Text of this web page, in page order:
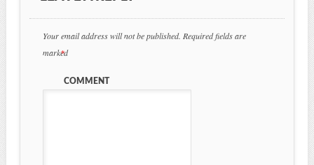
Your email address will not be published. Required fields are
marked
*
COMMENT